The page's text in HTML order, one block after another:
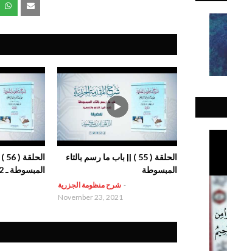
المبسوطة ـ 2 ـ
الحلقة ( 55 ) || باب ما رسم بالتاء
المبسوطة
شرح منظومة الجزرية -
November 23, 2021